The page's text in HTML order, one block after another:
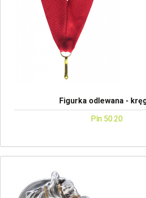
Figurka odlewana -
Pln 50.20